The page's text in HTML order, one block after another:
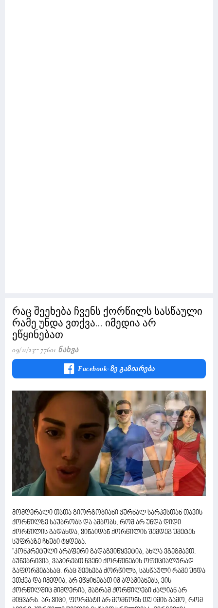
რაც შეეხება ჩვენს ქორწილს სასწაული
რამე უნდა ვთქვა... იმედია არ
ეწყინებათ
09/11/23 77601 Ნახვა
Facebook-Ზე Გაზიარება
მომღერალი თათა გიორგობიანი ჟურნალ სარკესთან თავის
ქორწილზე საუბრობს და ამბობს, რომ არ უნდა დიდი
ქორწილის გადახდა, ვინაიდან ქორწილის შემდეგ უმეტეს
სუფრაზე ჩხუბი ტყდება.
"კონკრეტული არაფერი გადაგვიწყვეტია, ახლა ვგეგმავთ.
ბუნებრივია, ვაპირებთ ჩვენი ქორწინების ოფიციალურად
გაფორმებასაც. რაც შეეხება ქორწილს, სასწაული რამე უნდა
ვთქვა და იმედია, არ ეწყინებათ იმ ადამიანებს, ვის
ქორწილშიც მიმღერია, მაგრამ ქორწილები ძალიან არ
მიყვარს. არ ვიცი, ფორმატი არ მომწონს თუ იმის გამო, რომ